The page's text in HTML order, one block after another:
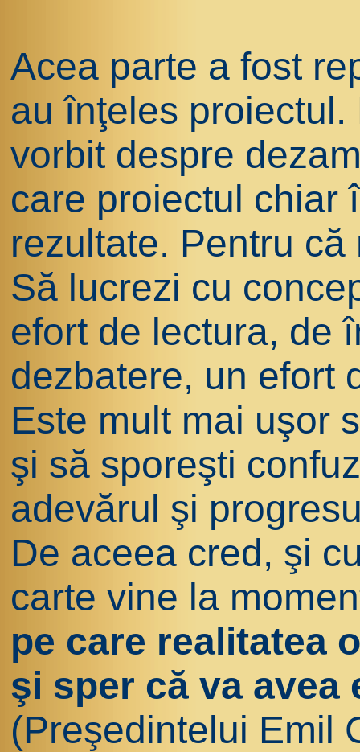
Acea parte a fost
au înţeles
vorbit despre
care proiectul chiar
rezultate. Pentru
Să lucrezi cu
efort de lectura, de
dezbatere, un efort
Este mult mai uşor
şi să sporeşti
adevărul şi
De aceea cred, şi
carte vine la
pe care realitatea
şi sper că va avea
(Preşedintelui Emil